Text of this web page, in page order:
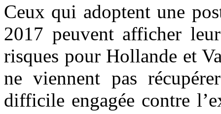
Ceux qui adoptent une
2017 peuvent afficher
risques pour Hollande et
ne viennent pas
difficile engagée contre